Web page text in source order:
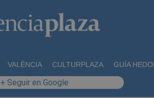
VALÈNCIA CULTURPLAZA GUÍA
+ Seguir en Google